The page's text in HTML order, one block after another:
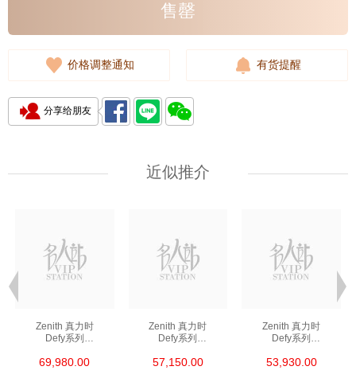
售罄
价格调整通知 有货提醒
分享给朋友
近似推介
Zenith 真力时
Defy系列
精钢
69,980.00
Zenith 真力时
Defy系列
精钢
57,150.00
Zenith 真力时
Defy系列
精钢
53,930.00